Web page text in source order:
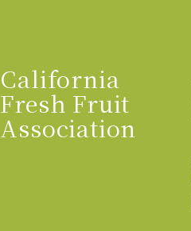
California
Fresh Fruit
Association